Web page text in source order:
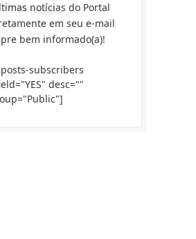
notícias do Portal
em seu e-mail
bem informado(a)!
subscribers
desc=""